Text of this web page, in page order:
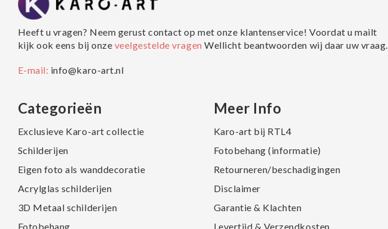
Heeft u vragen? Neem gerust contact op met onze klantenservice! Voordat u mailt
kijk ook eens bij onze veelgestelde vragenWellicht beantwoorden wij daar uw vraag.
E-mail: info@karo-art.nl
Categorieën
Exclusieve Karo-art collectie
Schilderijen
Eigen foto als wanddecoratie
Acrylglas schilderijen
3D Metaal schilderijen
Fotobehang
Meer Info
Karo-art bij RTL4
Fotobehang (informatie)
Retourneren/beschadigingen
Disclaimer
Garantie & Klachten
Levertijd & Verzendkosten